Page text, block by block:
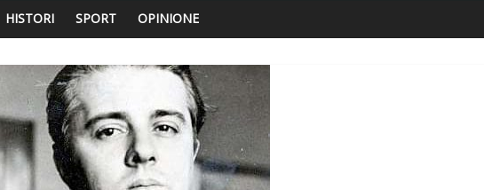
HISTORI SPORT OPINIONE